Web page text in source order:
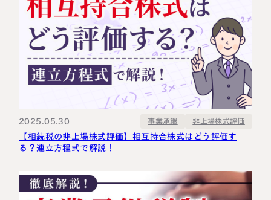
2025.05.30 事業承継 非上場株式評価
【相続税の非上場株式評価】相互持合株式はどう評価す
る？連立方程式で解説！